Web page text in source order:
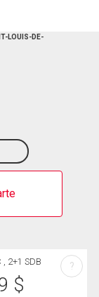
LOUIS-DE-
, 2+1 SDB
$
?